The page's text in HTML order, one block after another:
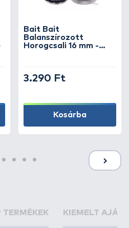
Bait Bait
Balanszírozott
Horogcsali 16 mm -
3.290 Ft
Kosárba
TERMÉKEK KIEMELT